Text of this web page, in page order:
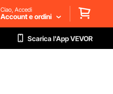
Ciao, Accedi
Account e ordini
Scarica l'App VEVOR